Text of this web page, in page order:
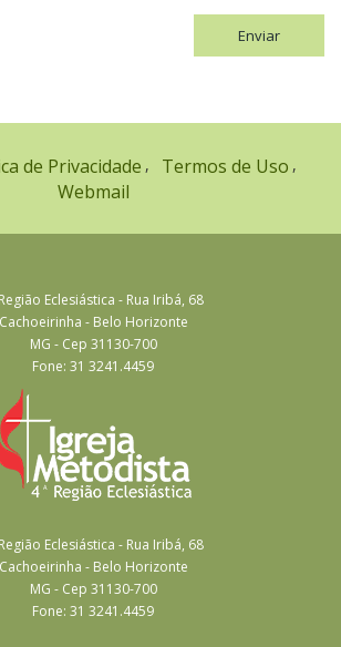
Enviar
de Privacidade
Termos de Uso
Webmail
Eclesiástica - Rua Iribá, 68
Cachoeirinha - Belo Horizonte
MG - Cep 31130-700
Fone: 31 3241.4459
Eclesiástica - Rua Iribá, 68
Cachoeirinha - Belo Horizonte
MG - Cep 31130-700
Fone: 31 3241.4459